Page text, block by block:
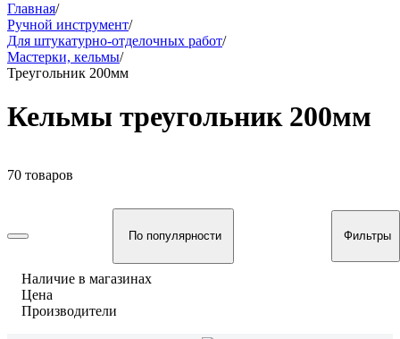
Главная/
Ручной инструмент/
Для штукатурно-отделочных работ/
Мастерки, кельмы/
Треугольник 200мм
Кельмы треугольник 200мм
70 товаров
По популярности Фильтры
Наличие в магазинах
Цена
Производители